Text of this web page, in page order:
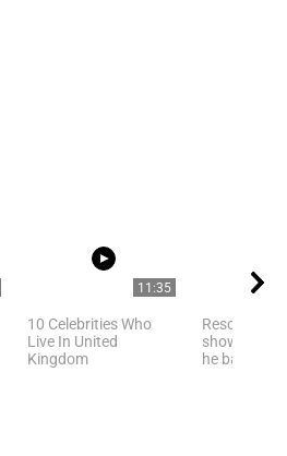
11:35
10 Celebrities Who
Live In United
Kingdom
Rescued
shows
he bathes